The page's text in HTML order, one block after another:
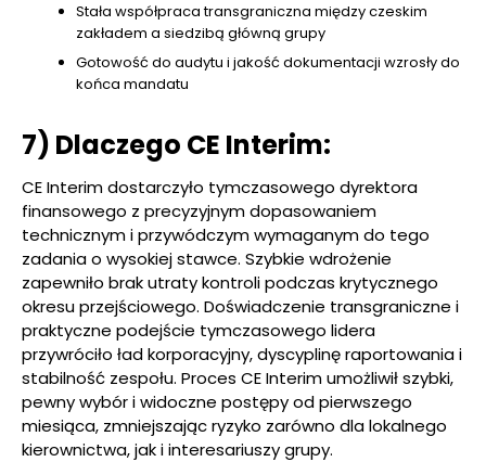
Stała współpraca transgraniczna między czeskim
zakładem a siedzibą główną grupy
Gotowość do audytu i jakość dokumentacji wzrosły do
końca mandatu
7) Dlaczego CE Interim:
CE Interim dostarczyło tymczasowego dyrektora
finansowego z precyzyjnym dopasowaniem
technicznym i przywódczym wymaganym do tego
zadania o wysokiej stawce. Szybkie wdrożenie
zapewniło brak utraty kontroli podczas krytycznego
okresu przejściowego. Doświadczenie transgraniczne i
praktyczne podejście tymczasowego lidera
przywróciło ład korporacyjny, dyscyplinę raportowania i
stabilność zespołu. Proces CE Interim umożliwił szybki,
pewny wybór i widoczne postępy od pierwszego
miesiąca, zmniejszając ryzyko zarówno dla lokalnego
kierownictwa, jak i interesariuszy grupy.